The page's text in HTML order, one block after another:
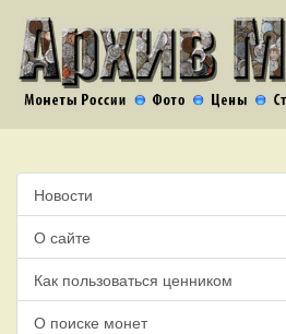
Новости
О сайте
Как пользоваться ценником
О поиске монет